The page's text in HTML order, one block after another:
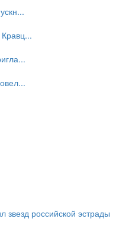
звезд российской эстрады